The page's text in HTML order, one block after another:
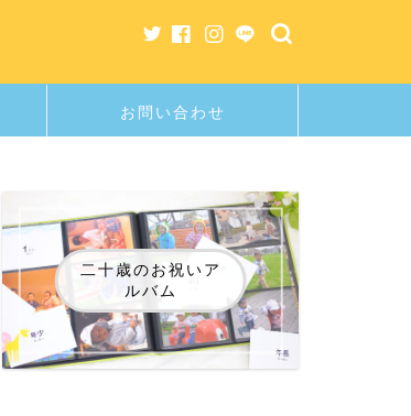
お問い合わせ
二十歳のお祝いア
ルバム